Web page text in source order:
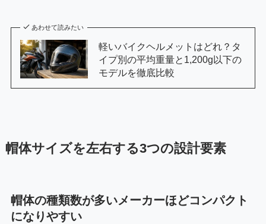
あわせて読みたい
軽いバイクヘルメットはどれ？タ
イプ別の平均重量と1,200g以下の
モデルを徹底比較
帽体サイズを左右する3つの設計要素
帽体の種類数が多いメーカーほどコンパクト
になりやすい